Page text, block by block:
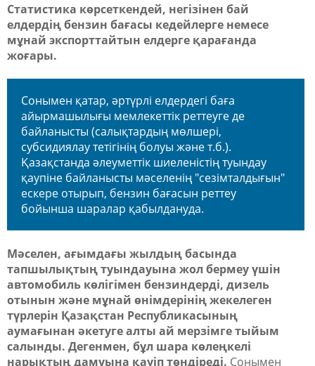
Статистика көрсеткендей, негізінен бай
елдердің бензин бағасы кедейлерге немесе
мұнай экспорттайтын елдерге қарағанда
жоғары.
Сонымен қатар, әртүрлі елдердегі баға
айырмашылығы мемлекеттік реттеуге де
байланысты (салықтардың мөлшері,
субсидиялау тетігінің болуы және т.б.).
Қазақстанда әлеуметтік шиеленістің туындау
қаупіне байланысты мәселенің "сезімталдығын"
ескере отырып, бензин бағасын реттеу
бойынша шаралар қабылдануда.
Мәселен, ағымдағы жылдың басында
тапшылықтың туындауына жол бермеу үшін
автомобиль көлігімен бензиндерді, дизель
отынын және мұнай өнімдерінің жекелеген
түрлерін Қазақстан Республикасының
аумағынан әкетуге алты ай мерзімге тыйым
салынды. Дегенмен, бұл шара көлеңкелі
нарықтың дамуына қауіп төндіреді. Сонымен